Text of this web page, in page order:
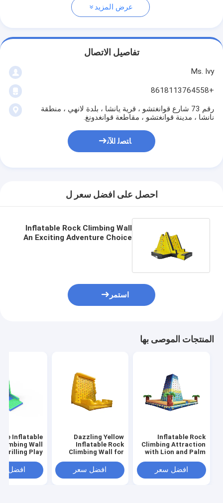
عرض المزيد
تفاصيل الاتصال
Ms. Ivy
+8618113764558
رقم 73 شارع قوانغتشو ، قرية يانشا ، بلدة لانهي ، منطقة
نانشا ، مدينة قوانغتشو ، مقاطعة قوانغدونغ.
ﺎﺘﺼﻟ ﺍﻶﻧ
احصل على افضل سعر ل
Inflatable Rock Climbing Wall
An Exciting Adventure Choice
استمر
المنتجات الموصى بها
Inflatable Rock
Climbing Attraction
with Lion and Palm
Children's Outdoor
Fun
افضل سعر
Dazzling Yellow
Inflatable Rock
Climbing Wall for
افضل سعر
Inflatable
Wall
Play
افضل